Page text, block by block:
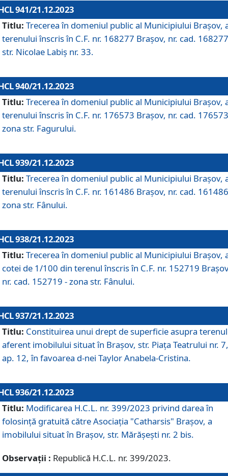
941/21.12.2023
Titlu: Trecerea în domeniul public al Municipiului Braşov,
terenului înscris în C.F. nr. 168277 Brașov, nr. cad.
str. Nicolae Labiș nr. 33.
940/21.12.2023
Titlu: Trecerea în domeniul public al Municipiului Braşov,
terenului înscris în C.F. nr. 176573 Brașov, nr. cad.
zona str. Fagurului.
939/21.12.2023
Titlu: Trecerea în domeniul public al Municipiului Braşov,
terenului înscris în C.F. nr. 161486 Brașov, nr. cad.
zona str. Fânului.
938/21.12.2023
Titlu: Trecerea în domeniul public al Municipiului Braşov,
cotei de 1/100 din terenul înscris în C.F. nr. 152719
nr. cad. 152719 - zona str. Fânului.
937/21.12.2023
Titlu: Constituirea unui drept de superficie asupra
aferent imobilului situat în Brașov, str. Piața Teatrului nr. 7,
ap. 12, în favoarea d-nei Taylor Anabela-Cristina.
936/21.12.2023
Titlu: Modificarea H.C.L. nr. 399/2023 privind darea în
folosinţă gratuită către Asociaţia "Catharsis" Brașov, a
imobilului situat în Braşov, str. Mărăşeşti nr. 2 bis.
Observații : Republică H.C.L. nr. 399/2023.